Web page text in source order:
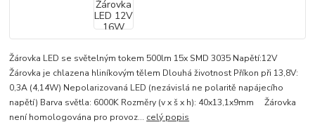
Žárovka LED se světelným tokem 500lm 15x SMD 3035 Napětí:12V
Žárovka je chlazena hliníkovým tělem Dlouhá životnost Příkon při 13,8V:
0,3A (4,14W) Nepolarizovaná LED (nezávislá ne polaritě napájecího
napětí) Barva světla: 6000K Rozměry (v x š x h): 40x13,1x9mm Žárovka
není homologována pro provoz... celý popis